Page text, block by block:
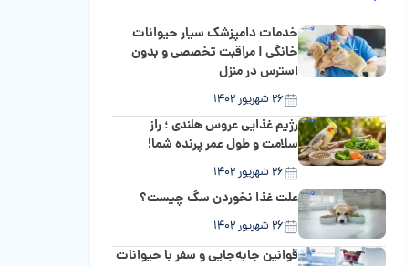
خدمات دامپزشک سیار حیوانات
خانگی | مراقبت تخصصی و بدون
استرس در منزل
۲۶ شهریور ۱۴۰۲
رژیم غذایی عروس هلندی ؛ راز
سلامت و طول عمر پرنده شما!
۲۶ شهریور ۱۴۰۲
علت غذا نخوردن سگ چیست؟
۲۶ شهریور ۱۴۰۲
قوانین جابه‌جایی و سفر با حیوانات